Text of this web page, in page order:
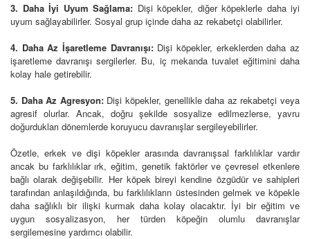
3. Daha İyi Uyum Sağlama: Dişi köpekler, diğer köpeklerle daha iyi
uyum sağlayabilirler. Sosyal grup içinde daha az rekabetçi olabilirler.
4. Daha Az İşaretleme Davranışı:Dişi köpekler, erkeklerden daha az
işaretleme davranışı sergilerler. Bu, iç mekanda tuvalet eğitimini daha
kolay hale getirebilir.
5. Daha Az Agresyon:Dişi köpekler, genellikle daha az rekabetçi veya
agresif olurlar. Ancak, doğru şekilde sosyalize edilmezlerse, yavru
doğurdukları dönemlerde koruyucu davranışlar sergileyebilirler.
Özetle, erkek ve dişi köpekler arasında davranışsal farklılıklar vardır
ancak bu farklılıklar ırk, eğitim, genetik faktörler ve çevresel etkenlere
bağlı olarak değişebilir. Her köpek bireyi kendine özgüdür ve sahipleri
tarafından anlaşıldığında, bu farklılıkların üstesinden gelmek ve köpekle
daha sağlıklı bir ilişki kurmak daha kolay olacaktır. İyi bir eğitim ve
uygun sosyalizasyon, her türden köpeğin olumlu davranışlar
sergilemesine yardımcı olabilir.